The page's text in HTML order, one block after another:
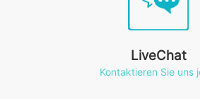
LiveChat
Kontaktieren Sie uns